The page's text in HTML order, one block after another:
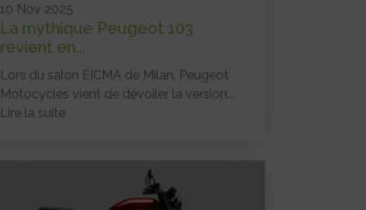
10 Nov 2025
La mythique Peugeot 103
revient en...
Lors du salon EICMA de Milan, Peugeot
Motocycles vient de dévoiler la version...
Lire la suite